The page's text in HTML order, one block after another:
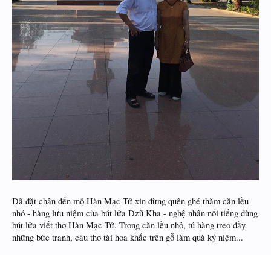
Đã đặt chân đến mộ Hàn Mạc Tử xin đừng quên ghé thăm căn lều
nhỏ - hàng lưu niệm của bút lửa Dzũ Kha - nghệ nhân nổi tiếng dùng
bút lửa viết thơ Hàn Mạc Tử. Trong căn lều nhỏ, tủ hàng treo đầy
những bức tranh, câu thơ tài hoa khắc trên gỗ làm quà kỷ niệm...